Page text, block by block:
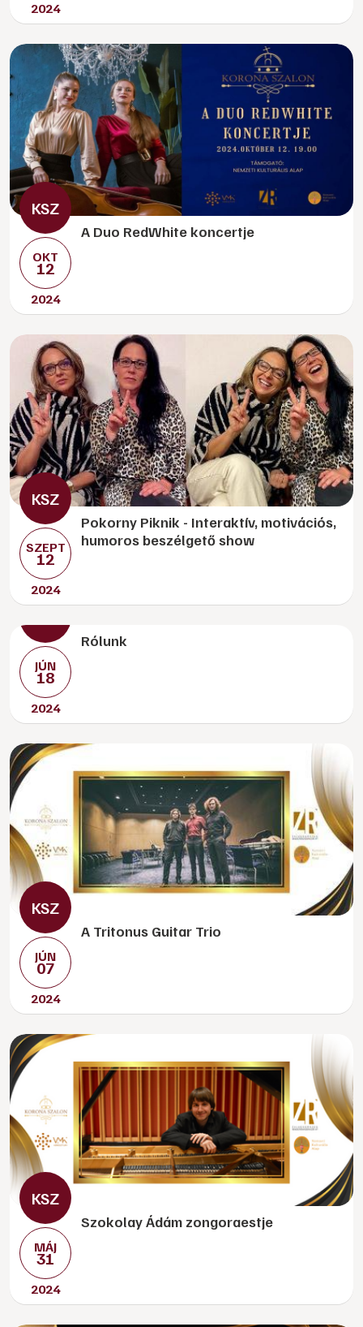
2024
OKT
12
2024
A Duo RedWhite koncertje
SZEPT
12
2024
Pokorny Piknik - Interaktív, motivációs,
humoros beszélgető show
JÚN
18
2024
Rólunk
JÚN
07
2024
A Tritonus Guitar Trio
MÁJ
31
2024
Szokolay Ádám zongoraestje